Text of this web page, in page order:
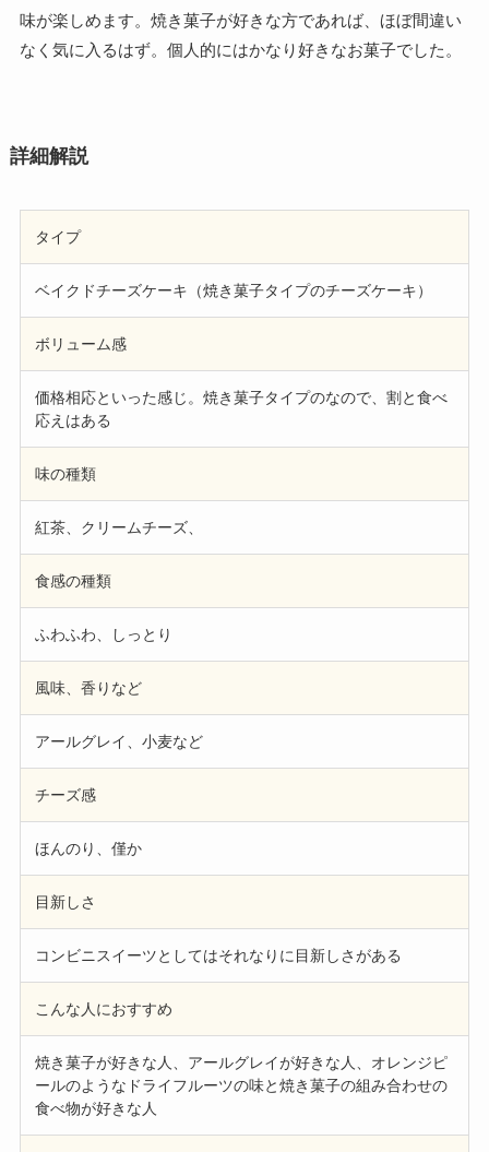
味が楽しめます。焼き菓子が好きな方であれば、ほぼ間違い
なく気に入るはず。個人的にはかなり好きなお菓子でした。
詳細解説
タイプ
ベイクドチーズケーキ（焼き菓子タイプのチーズケーキ）
ボリューム感
価格相応といった感じ。焼き菓子タイプのなので、割と食べ
応えはある
味の種類
紅茶、クリームチーズ、
食感の種類
ふわふわ、しっとり
風味、香りなど
アールグレイ、小麦など
チーズ感
ほんのり、僅か
目新しさ
コンビニスイーツとしてはそれなりに目新しさがある
こんな人におすすめ
焼き菓子が好きな人、アールグレイが好きな人、オレンジピ
ールのようなドライフルーツの味と焼き菓子の組み合わせの
食べ物が好きな人